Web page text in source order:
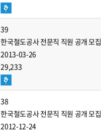
39
한국철도공사 전문직 직원 공개 모집
2013-03-26
29,233
38
한국철도공사 전문직 직원 공개 모집
2012-12-24